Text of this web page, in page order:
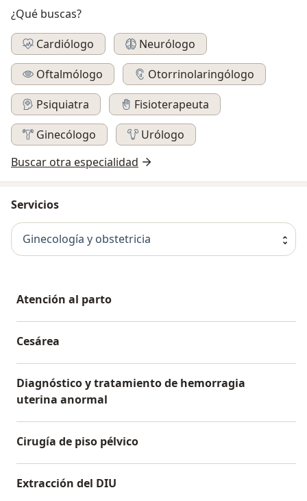
¿Qué buscas?
Cardiólogo
Neurólogo
Oftalmólogo
Otorrinolaringólogo
Psiquiatra
Fisioterapeuta
Ginecólogo
Urólogo
Buscar otra especialidad
Servicios
Ginecología y obstetricia
Atención al parto
Cesárea
Diagnóstico y tratamiento de hemorragia
uterina anormal
Cirugía de piso pélvico
Extracción del DIU